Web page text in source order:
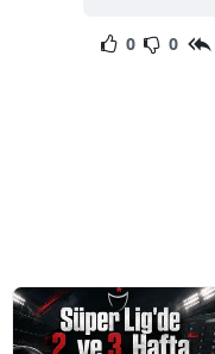
0 0